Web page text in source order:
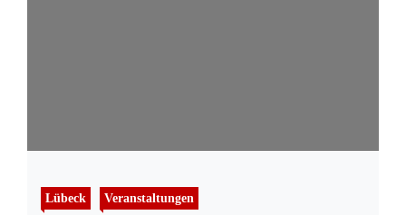
Lübeck Veranstaltungen